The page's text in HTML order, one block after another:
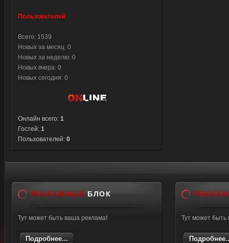
Пользователей
Всего: 1539
Новых за месяц: 0
Новых за неделю: 0
Новых вчера: 0
Новых сегодня: 0
Онлайн всего: 1
Гостей: 1
Пользователей: 0
РЕКЛАМНЫЙ БЛОК
Тут может быть ваша реклама!
Подробнее...
Тут может